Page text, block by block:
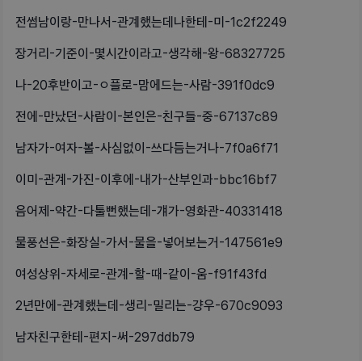
전썸남이랑-만나서-관계했는데나한테-미-1c2f2249
장거리-기준이-몇시간이라고-생각해-왕-68327725
나-20후반이고-ㅇ플로-맘에드는-사람-391f0dc9
전에-만났던-사람이-본인은-친구들-중-67137c89
남자가-여자-볼-사심없이-쓰다듬는거나-7f0a6f71
이미-관계-가진-이후에-내가-산부인과-bbc16bf7
음어제-약간-다툴뻔했는데-걔가-영화관-40331418
물풍선은-화장실-가서-물을-넣어보는거-147561e9
여성상위-자세로-관계-할-때-같이-움-f91f43fd
2년만에-관계했는데-생리-밀리는-걍우-670c9093
남자친구한테-편지-써-297ddb79